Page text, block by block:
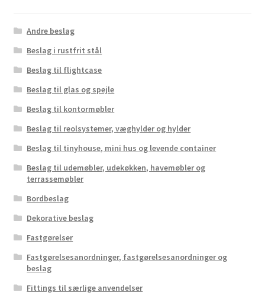
Andre beslag
Beslag i rustfrit stål
Beslag til flightcase
Beslag til glas og spejle
Beslag til kontormøbler
Beslag til reolsystemer, væghylder og hylder
Beslag til tinyhouse, mini hus og levende container
Beslag til udemøbler, udekøkken, havemøbler og
terrassemøbler
Bordbeslag
Dekorative beslag
Fastgørelser
Fastgørelsesanordninger, fastgørelsesanordninger og
beslag
Fittings til særlige anvendelser